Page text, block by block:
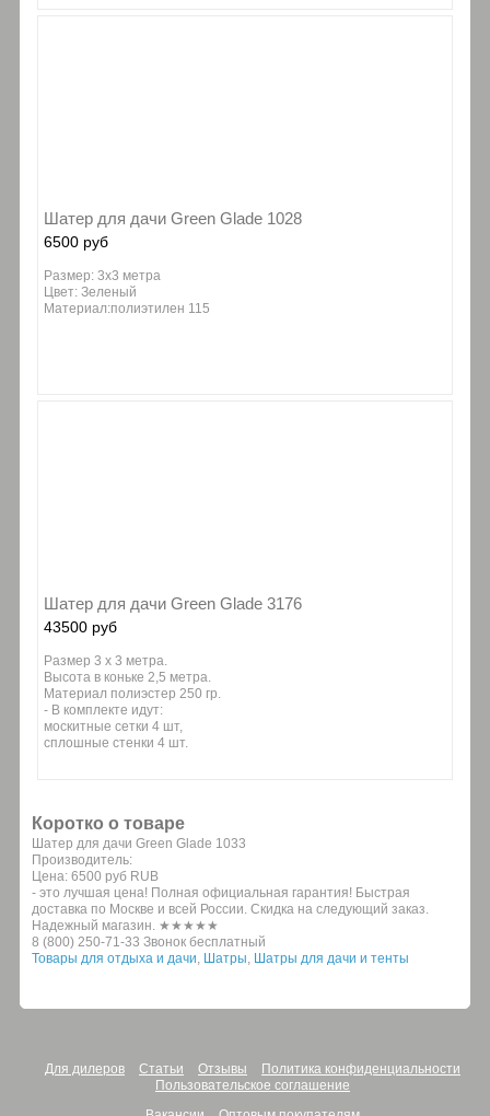
Шатер для дачи Green Glade 1028
6500 руб
Размер: 3х3 метра
Цвет: Зеленый
Материал:полиэтилен 115
Шатер для дачи Green Glade 3176
43500 руб
Размер 3 х 3 метра.
Высота в коньке 2,5 метра.
Материал полиэстер 250 гр.
- В комплекте идут:
москитные сетки 4 шт,
сплошные стенки 4 шт.
Коротко о товаре
Шатер для дачи Green Glade 1033
Производитель:
Цена: 6500 руб RUB
- это лучшая цена! Полная официальная гарантия! Быстрая
доставка по Москве и всей России. Скидка на следующий заказ.
Надежный магазин. ★★★★★
8 (800) 250-71-33 Звонок бесплатный
Товары для отдыха и дачи Шатры Шатры для дачи и тенты
Для дилеров Статьи Отзывы
Политика конфиденциальности
Пользовательское соглашение